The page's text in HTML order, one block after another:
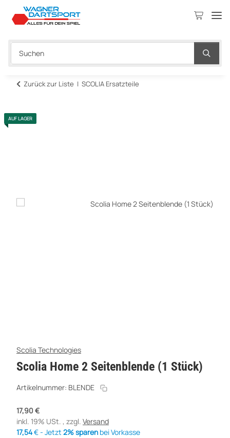
Zurück zur Liste SCOLIA Ersatzteile
AUF LAGER
Scolia Technologies
Scolia Home 2 Seitenblende (1 Stück)
Artikelnummer: BLENDE
17,90 €
inkl. 19% USt. , zzgl. Versand
17,54€ - Jetzt 2% sparen bei Vorkasse